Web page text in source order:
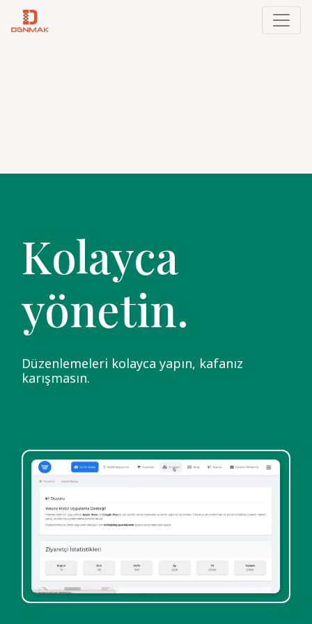
Kolayca
yönetin.
Düzenlemeleri kolayca yapın, kafanız
karışmasın.